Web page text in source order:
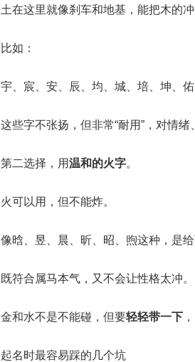
土在这里就像刹车和地基，能把木的
比如：
宇、宸、安、辰、均、城、培、坤、
这些字不张扬，但非常“耐用”，对情绪
第二选择，用温和的火字。
火可以用，但不能炸。
像晗、昱、晨、昕、昭、煦这种，是给
既符合属马本气，又不会让性格太冲。
金和水不是不能碰，但要轻轻带一下
起名时最容易踩的几个坑